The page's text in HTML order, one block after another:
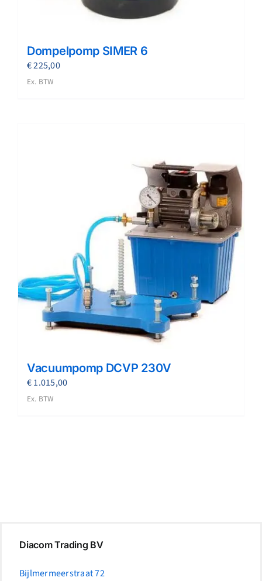
Dompelpomp SIMER 6
€225,00
Ex. BTW
Vacuumpomp DCVP 230V
€1.015,00
Ex. BTW
Diacom Trading BV
Bijlmermeerstraat 72